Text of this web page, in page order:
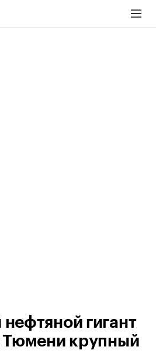
гигант
Тюмени крупный